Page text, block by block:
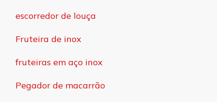
escorredor de louça
Fruteira de inox
fruteiras em aço inox
Pegador de macarrão